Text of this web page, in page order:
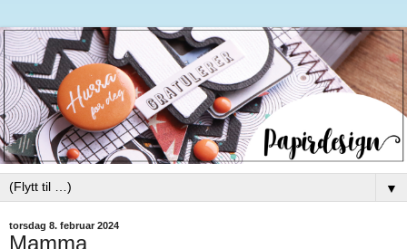
▼
torsdag 8. februar 2024
Mamma